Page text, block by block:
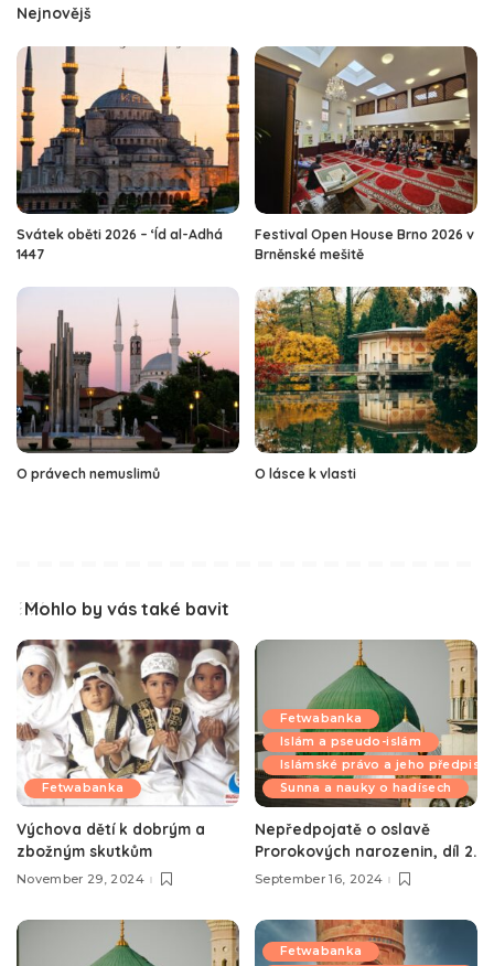
Nejnovějš
Svátek oběti 2026 – ‘Íd al-Adhá
1447
Festival Open House Brno 2026 v
Brněnské mešitě
O právech nemuslimů O lásce k vlasti
Mohlo by vás také bavit
Fetwabanka
Výchova dětí k dobrým a
zbožným skutkům
November 29, 2024
Fetwabanka
Islám a pseudo-islám
Islámské právo a jeho předpisy
Sunna a nauky o hadísech
Nepředpojatě o oslavě
Prorokových narozenin, díl 2.
September 16, 2024
Fetwabanka